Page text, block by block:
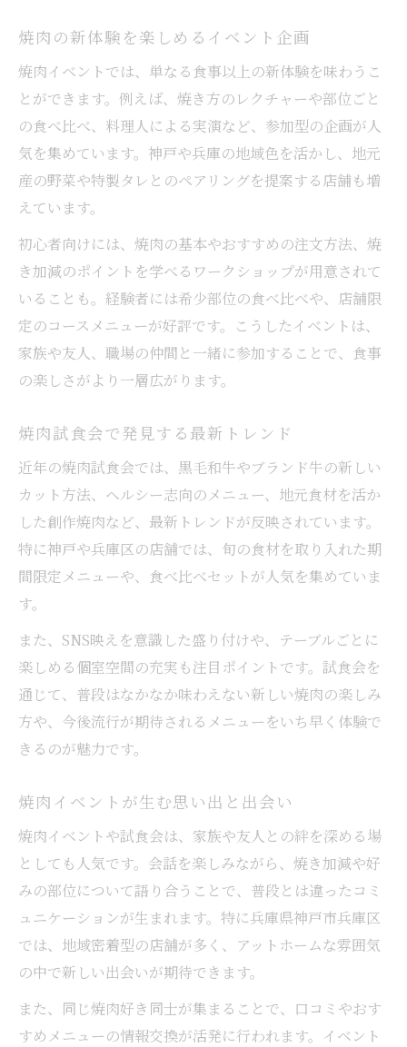
焼肉の新体験を楽しめるイベント企画
焼肉イベントでは、単なる食事以上の新体験を味わうこ
とができます。例えば、焼き方のレクチャーや部位ごと
の食べ比べ、料理人による実演など、参加型の企画が人
気を集めています。神戸や兵庫の地域色を活かし、地元
産の野菜や特製タレとのペアリングを提案する店舗も増
えています。
初心者向けには、焼肉の基本やおすすめの注文方法、焼
き加減のポイントを学べるワークショップが用意されて
いることも。経験者には希少部位の食べ比べや、店舗限
定のコースメニューが好評です。こうしたイベントは、
家族や友人、職場の仲間と一緒に参加することで、食事
の楽しさがより一層広がります。
焼肉試食会で発見する最新トレンド
近年の焼肉試食会では、黒毛和牛やブランド牛の新しい
カット方法、ヘルシー志向のメニュー、地元食材を活か
した創作焼肉など、最新トレンドが反映されています。
特に神戸や兵庫区の店舗では、旬の食材を取り入れた期
間限定メニューや、食べ比べセットが人気を集めていま
す。
また、SNS映えを意識した盛り付けや、テーブルごとに
楽しめる個室空間の充実も注目ポイントです。試食会を
通じて、普段はなかなか味わえない新しい焼肉の楽しみ
方や、今後流行が期待されるメニューをいち早く体験で
きるのが魅力です。
焼肉イベントが生む思い出と出会い
焼肉イベントや試食会は、家族や友人との絆を深める場
としても人気です。会話を楽しみながら、焼き加減や好
みの部位について語り合うことで、普段とは違ったコミ
ュニケーションが生まれます。特に兵庫県神戸市兵庫区
では、地域密着型の店舗が多く、アットホームな雰囲気
の中で新しい出会いが期待できます。
また、同じ焼肉好き同士が集まることで、口コミやおす
すめメニューの情報交換が活発に行われます。イベント